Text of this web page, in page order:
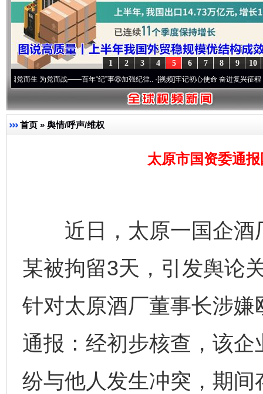
10
9
8
7
6
5
4
3
2
1
为党而战——百年“纪”事⑧加强纪律..·[视频]牢记初心使命 奋进复兴征程丨“转折之城
首页 » 舆情/呼声/维权
太原市国资委通
近日，太原一国企酒
某被拘留3天，引发舆论
针对太原酒厂董事长涉
通报：经初步核查，该
纷与他人发生冲突，期